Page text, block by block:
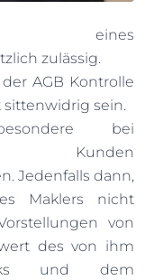
eines
zulässig.
AGB Kontrolle
sein.
bei
Kunden
Jedenfalls dann,
Maklers nicht
von
des von ihm
und dem